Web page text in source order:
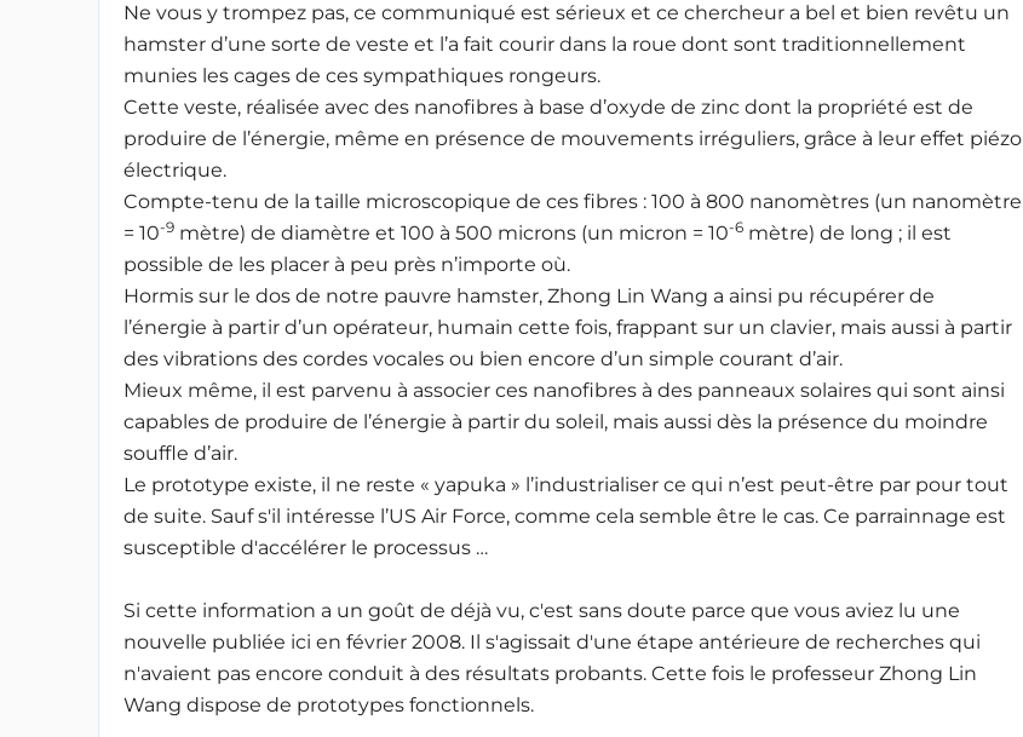
Ne vous y trompez pas, ce communiqué est sérieux et ce chercheur a bel et bien revêtu un
hamster d’une sorte de veste et l’a fait courir dans la roue dont sont traditionnellement
munies les cages de ces sympathiques rongeurs.
Cette veste, réalisée avec des nanofibres à base d’oxyde de zinc dont la propriété est de
produire de l’énergie, même en présence de mouvements irréguliers, grâce à leur effet piézo
électrique.
Compte-tenu de la taille microscopique de ces fibres : 100 à 800 nanomètres (un nanomètre
= 10-9mètre) de diamètre et 100 à 500 microns (un micron = 10-6mètre) de long ; il est
possible de les placer à peu près n’importe où.
Hormis sur le dos de notre pauvre hamster, Zhong Lin Wang a ainsi pu récupérer de
l’énergie à partir d’un opérateur, humain cette fois, frappant sur un clavier, mais aussi à partir
des vibrations des cordes vocales ou bien encore d’un simple courant d’air.
Mieux même, il est parvenu à associer ces nanofibres à des panneaux solaires qui sont ainsi
capables de produire de l’énergie à partir du soleil, mais aussi dès la présence du moindre
souffle d’air.
Le prototype existe, il ne reste « yapuka » l’industrialiser ce qui n’est peut-être par pour tout
de suite. Sauf s'il intéresse l’US Air Force, comme cela semble être le cas. Ce parrainnage est
susceptible d'accélérer le processus …
Si cette information a un goût de déjà vu, c'est sans doute parce que vous aviez lu une
nouvelle publiée ici en février 2008. Il s'agissait d'une étape antérieure de recherches qui
n'avaient pas encore conduit à des résultats probants. Cette fois le professeur Zhong Lin
Wang dispose de prototypes fonctionnels.